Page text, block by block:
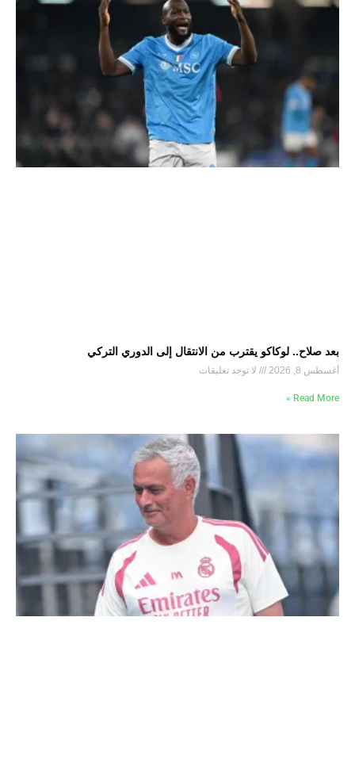
بعد صلاح.. لوكاكو يقترب من الانتقال إلى الدوري التركي
أغسطس 8, 2026 لا توجد تعليقات
Read More »